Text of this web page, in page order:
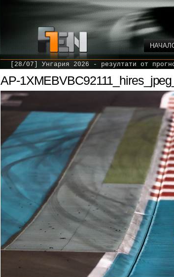
[28/07] Унгария 2026 - резултати от
AP-